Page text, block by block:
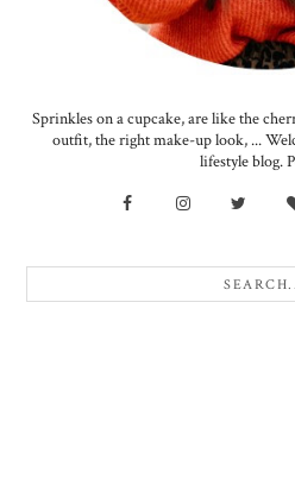
Sprinkles on a cupcake, are like the
outfit, the right make-up look, ...
lifestyle blog.